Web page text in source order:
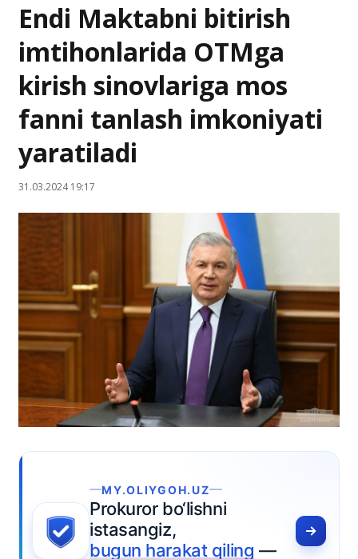
Endi Maktabni bitirish
imtihonlarida OTMga
kirish sinovlariga mos
fanni tanlash imkoniyati
yaratiladi
31.03.2024 19:17
bo‘lishni
qiling—